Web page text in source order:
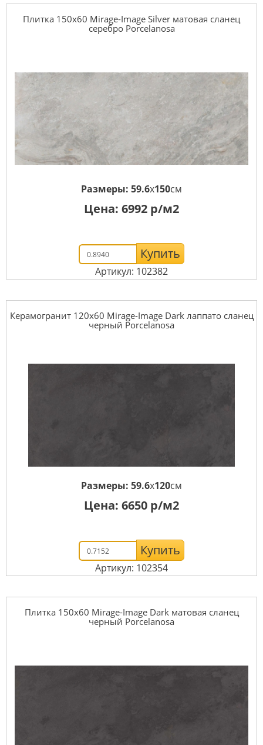
Плитка 150x60 Mirage-Image Silver матовая сланец
серебро Porcelanosa
Размеры: 59.6x150см
Цена: 6992 р/м2
Купить
Артикул: 102382
Керамогранит 120x60 Mirage-Image Dark лаппато сланец
черный Porcelanosa
Размеры: 59.6x120см
Цена: 6650 р/м2
Купить
Артикул: 102354
Плитка 150x60 Mirage-Image Dark матовая сланец
черный Porcelanosa